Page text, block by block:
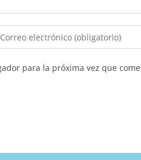
para la próxima vez que